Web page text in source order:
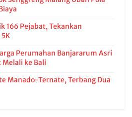
166 Pejabat, Tekankan
Perumahan Banjararum Asri
Melali ke Bali
Manado-Ternate, Terbang Dua